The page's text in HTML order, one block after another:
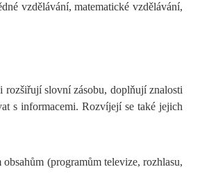
vzdělávání, matematické vzdělávání,
rozšiřují slovní zásobu, doplňují znalosti
s informacemi. Rozvíjejí se také jejich
(programům televize, rozhlasu,